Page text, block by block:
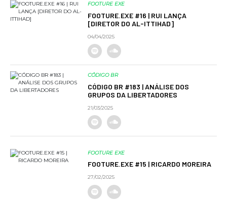
FOOTURE EXE
FOOTURE.EXE #16 | RUI LANÇA
[DIRETOR DO AL-ITTIHAD]
04/04/2025
CÓDIGO BR
CÓDIGO BR #183 | ANÁLISE DOS
GRUPOS DA LIBERTADORES
21/03/2025
FOOTURE EXE
FOOTURE.EXE #15 | RICARDO MOREIRA
27/02/2025